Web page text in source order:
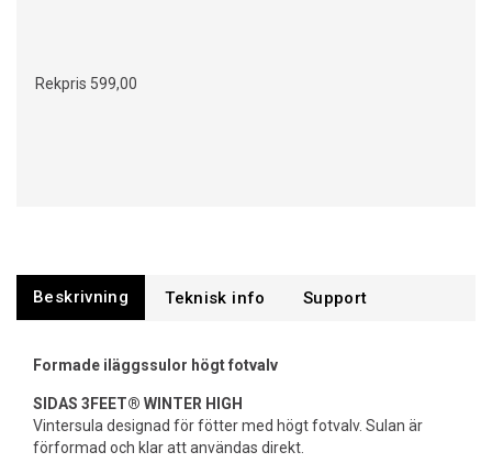
Rekpris 599,00
Beskrivning Support
Formade iläggssulor högt fotvalv
SIDAS 3FEET® WINTER HIGH
Vintersula designad för fötter med högt fotvalv. Sulan är
förformad och klar att användas direkt.